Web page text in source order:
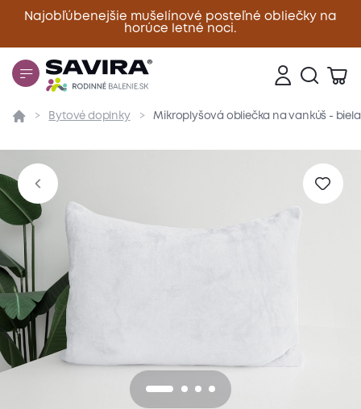
Najobľúbenejšie mušelínové posteľné obliečky na
horúce letné noci.
Zavrieť
Prehľad Parametre Popis produktu
Bytové doplnky Mikroplyšová obliečka na vankúš - biela